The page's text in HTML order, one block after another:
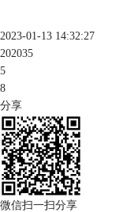
2023-01-13 14:32:27
202035
5
8
分享
微信扫一扫分享